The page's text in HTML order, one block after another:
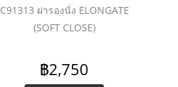
C91313 ฝารองนั่ง ELONGATE
(SOFT CLOSE)
฿2,750